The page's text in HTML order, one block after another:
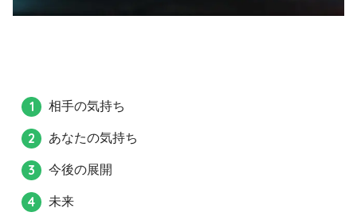
相手の気持ち
あなたの気持ち
今後の展開
未来